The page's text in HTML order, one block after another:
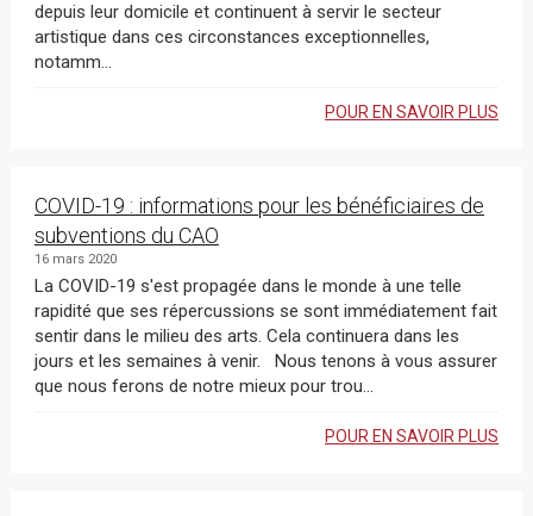
depuis leur domicile et continuent à servir le secteur
artistique dans ces circonstances exceptionnelles,
notamm...
POUR EN SAVOIR PLUS
COVID-19 : informations pour les bénéficiaires de
subventions du CAO
16 mars 2020
La COVID-19 s'est propagée dans le monde à une telle
rapidité que ses répercussions se sont immédiatement fait
sentir dans le milieu des arts. Cela continuera dans les
jours et les semaines à venir. Nous tenons à vous assurer
que nous ferons de notre mieux pour trou...
POUR EN SAVOIR PLUS